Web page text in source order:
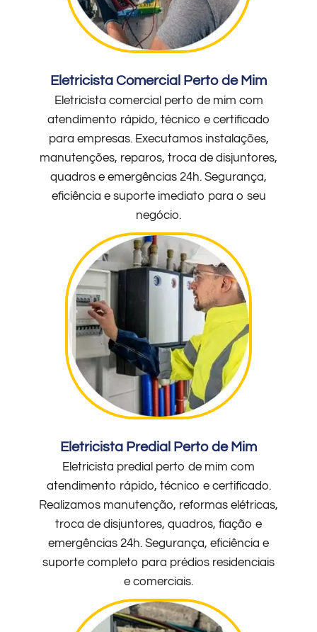
Eletricista Comercial Perto de Mim
Eletricista comercial perto de mim com
atendimento rápido, técnico e certificado
para empresas. Executamos instalações,
manutenções, reparos, troca de disjuntores,
quadros e emergências 24h. Segurança,
eficiência e suporte imediato para o seu
negócio.
Eletricista Predial Perto de Mim
Eletricista predial perto de mim com
atendimento rápido, técnico e certificado.
Realizamos manutenção, reformas elétricas,
troca de disjuntores, quadros, fiação e
emergências 24h. Segurança, eficiência e
suporte completo para prédios residenciais
e comerciais.